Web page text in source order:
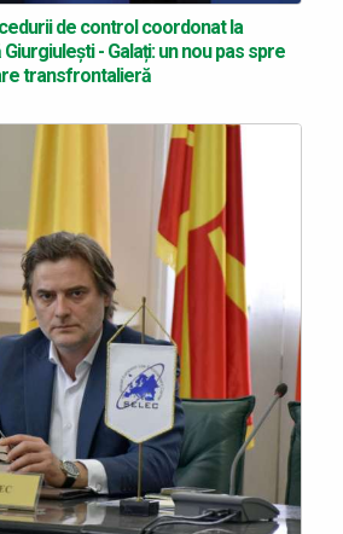
de control coordonat la
- Galați: un nou pas spre
transfrontalieră